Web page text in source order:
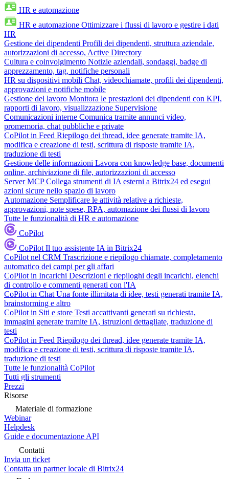
HR e automazione
HR e automazione Ottimizzare i flussi di lavoro e gestire i dati
HR
Gestione dei dipendenti Profili dei dipendenti, struttura aziendale,
autorizzazioni di accesso, Active Directory
Cultura e coinvolgimento Notizie aziendali, sondaggi, badge di
apprezzamento, tag, notifiche personali
HR su dispositivi mobili Chat, videochiamate, profili dei dipendenti,
approvazioni e notifiche mobile
Gestione del lavoro Monitora le prestazioni dei dipendenti con KPI,
rapporti di lavoro, visualizzazione Supervisione
Comunicazioni interne Comunica tramite annunci video,
promemoria, chat pubbliche e private
CoPilot in Feed Riepilogo dei thread, idee generate tramite IA,
modifica e creazione di testi, scrittura di risposte tramite IA,
traduzione di testi
Gestione delle informazioni Lavora con knowledge base, documenti
online, archiviazione di file, autorizzazioni di accesso
Server MCP Collega strumenti di IA esterni a Bitrix24 ed esegui
azioni sicure nello spazio di lavoro
Automazione Semplificare le attività relative a richieste,
approvazioni, note spese, RPA, automazione dei flussi di lavoro
Tutte le funzionalità di HR e automazione
CoPilot
CoPilot Il tuo assistente IA in Bitrix24
CoPilot nel CRM Trascrizione e riepilogo chiamate, completamento
automatico dei campi per gli affari
CoPilot in Incarichi Descrizioni e riepiloghi degli incarichi, elenchi
di controllo e commenti generati con l'IA
CoPilot in Chat Una fonte illimitata di idee, testi generati tramite IA,
brainstorming e altro
CoPilot in Siti e store Testi accattivanti generati su richiesta,
immagini generate tramite IA, istruzioni dettagliate, traduzione di
testi
CoPilot in Feed Riepilogo dei thread, idee generate tramite IA,
modifica e creazione di testi, scrittura di risposte tramite IA,
traduzione di testi
Tutte le funzionalità CoPilot
Tutti gli strumenti
Prezzi
Risorse
Materiale di formazione
Webinar
Helpdesk
Guide e documentazione API
Contatti
Invia un ticket
Contatta un partner locale di Bitrix24